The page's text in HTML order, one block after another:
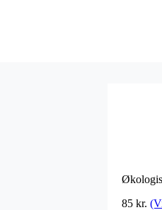
85 kr.